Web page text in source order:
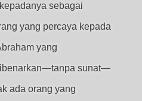
sebagai
yang percaya kepada
yang
sunat—
ada orang yang